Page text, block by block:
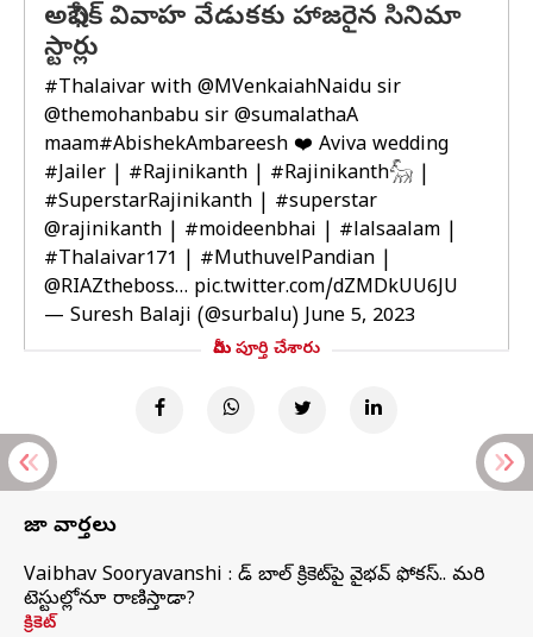
అభిషేక్ వివాహ వేడుకకు హాజరైన సినిమా
స్టార్లు
#Thalaivar with @MVenkaiahNaidu sir
@themohanbabu sir @sumalathaA
maam#AbishekAmbareesh ❤️ Aviva wedding
#Jailer
#Rajinikanth #Rajinikanth𓃵
#SuperstarRajinikanth
#superstar
@rajinikanth
#moideenbhai #lalsaalam
#Thalaivar171
#MuthuvelPandian
@RIAZtheboss… pic.twitter.com/dZMDkUU6JU
— Suresh Balaji (@surbalu)June 5, 2023
మీరు పూర్తి చేశారు
తాజా వార్తలు
Vaibhav Sooryavanshi : రెడ్ బాల్ క్రికెట్‌పై వైభవ్ ఫోకస్.. మరి
టెస్టుల్లోనూ రాణిస్తాడా?
క్రికెట్